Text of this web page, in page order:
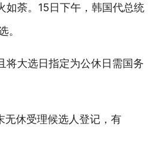
如荼。15日下午，韩国代总统
。
将大选日指定为公休日需国务
无休受理候选人登记，有